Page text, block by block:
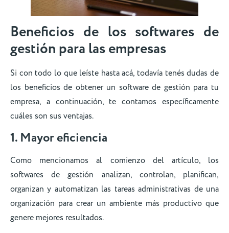
Beneficios de los softwares de
gestión para las empresas
Si con todo lo que leíste hasta acá, todavía tenés dudas de
los beneficios de obtener un software de gestión para tu
empresa, a continuación, te contamos específicamente
cuáles son sus ventajas.
1. Mayor eficiencia
Como mencionamos al comienzo del artículo, los
softwares de gestión analizan, controlan, planifican,
organizan y automatizan las tareas administrativas de una
organización para crear un ambiente más productivo que
genere mejores resultados.